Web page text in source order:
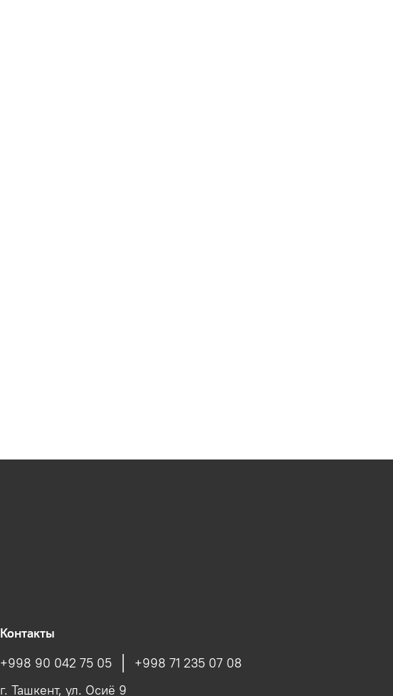
Контакты
+998 90 042 75 05
+998 71 235 07 08
г. Ташкент, ул. Осиё 9